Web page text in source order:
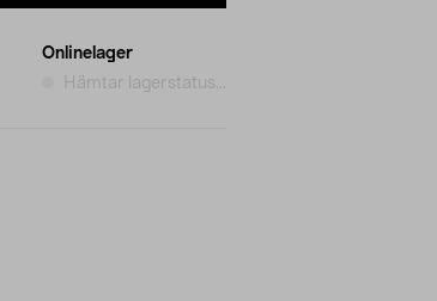
Onlinelager
Hämtar lagerstatus...